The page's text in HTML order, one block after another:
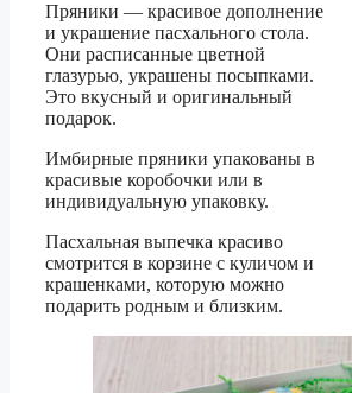
Пряники — красивое дополнение
и украшение пасхального стола.
Они расписанные цветной
глазурью, украшены посыпками.
Это вкусный и оригинальный
подарок.
Имбирные пряники упакованы в
красивые коробочки или в
индивидуальную упаковку.
Пасхальная выпечка красиво
смотрится в корзине с куличом и
крашенками, которую можно
подарить родным и близким.